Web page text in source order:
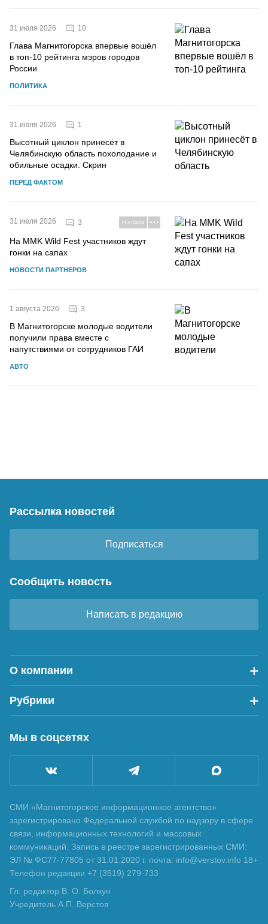
31 июля 2026 10
Глава Магнитогорска впервые вошёл
в топ-10 рейтинга мэров городов
России
ПОЛИТИКА
31 июля 2026 1
Высотный циклон принесёт в
Челябинскую область похолодание и
обильные осадки. Скрин
ПЕРЕД ФАКТОМ
31 июля 2026 3 РЕКЛАМА
На MMK Wild Fest участников ждут
гонки на сапах
НОВОСТИ ПАРТНЕРОВ
1 августа 2026 3
В Магнитогорске молодые водители
получили права вместе с
напутствиями от сотрудников ГАИ
АВТО
Рассылка новостей
Подписаться
Сообщить новость
Написать в редакцию
О компании
Рубрики
Мы в соцсетях
СМИ «Магнитогорское информационное агентство»
зарегистрировано Федеральной службой по надзору в сфере
связи, информационных технологий и массовых
коммуникаций. Запись в реестре зарегистрированных СМИ:
ЭЛ № ФС77-77805 от 31.01.2020 г. почта: info@verstov.info 18+
Телефон редакции +7 (3519) 279-733
Гл. редактор В. О. Болкун
Учредитель А.П. Верстов